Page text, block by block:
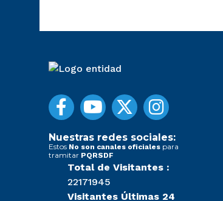
Nuestras redes sociales:
Estos No son canales oficiales para
tramitar PQRSDF
Total de Visitantes :
22171945
Visitantes Últimas 24